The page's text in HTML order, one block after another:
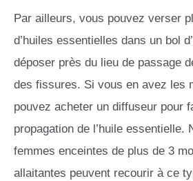
Par ailleurs, vous pouvez verser
d’huiles essentielles dans un bol
déposer près du lieu de passage
des fissures. Si vous en avez les
pouvez acheter un diffuseur pour
propagation de l’huile essentielle.
femmes enceintes de plus de 3
allaitantes peuvent recourir à ce